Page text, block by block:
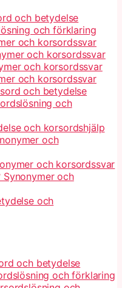
och betydelse
och förklaring
och korsordssvar
och korsordssvar
och korsordssvar
och korsordssvar
och betydelse
och
och korsordshjälp
och
och korsordssvar
och
och
och betydelse
och förklaring